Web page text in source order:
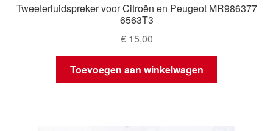
Tweeterluidspreker voor Citroën en Peugeot MR986377
6563T3
€15,00
Toevoegen aan winkelwagen